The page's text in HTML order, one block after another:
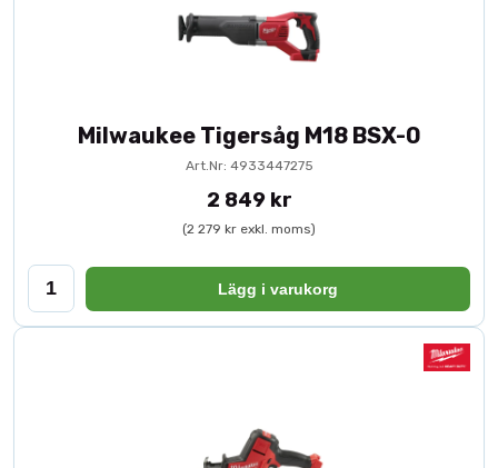
Milwaukee Tigersåg M18 BSX-0
Art.Nr: 4933447275
2 849 kr
(2 279 kr exkl. moms)
Lägg i varukorg